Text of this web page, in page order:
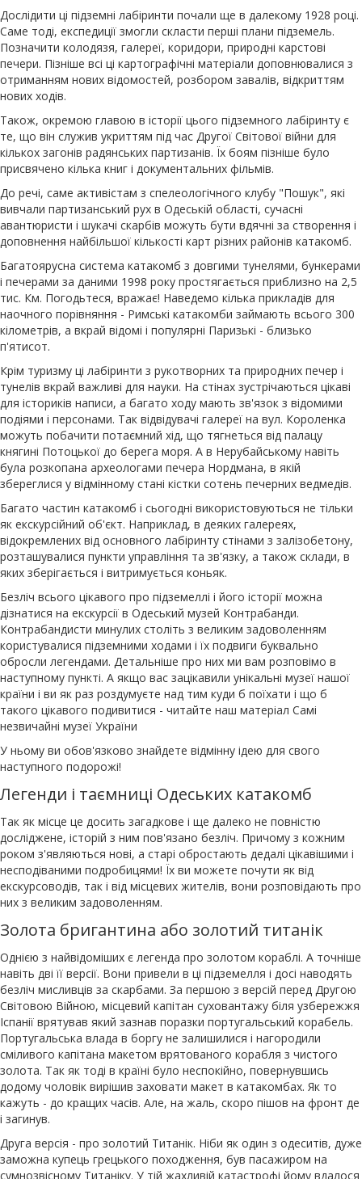
Дослідити ці підземні лабіринти почали ще в далекому 1928 році.
Саме тоді, експедиції змогли скласти перші плани підземель.
Позначити колодязя, галереї, коридори, природні карстові
печери. Пізніше всі ці картографічні матеріали доповнювалися з
отриманням нових відомостей, розбором завалів, відкриттям
нових ходів.
Також, окремою главою в історії цього підземного лабіринту є
те, що він служив укриттям під час Другої Світової війни для
кількох загонів радянських партизанів. Їх боям пізніше було
присвячено кілька книг і документальних фільмів.
До речі, саме активістам з спелеологічного клубу "Пошук", які
вивчали партизанський рух в Одеській області, сучасні
авантюристи і шукачі скарбів можуть бути вдячні за створення і
доповнення найбільшої кількості карт різних районів катакомб.
Багатоярусна система катакомб з довгими тунелями, бункерами
і печерами за даними 1998 року простягається приблизно на 2,5
тис. Км. Погодьтеся, вражає! Наведемо кілька прикладів для
наочного порівняння - Римські катакомби займають всього 300
кілометрів, а вкрай відомі і популярні Паризькі - близько
п'ятисот.
Крім туризму ці лабіринти з рукотворних та природних печер і
тунелів вкрай важливі для науки. На стінах зустрічаються цікаві
для істориків написи, а багато ходу мають зв'язок з відомими
подіями і персонами. Так відвідувачі галереї на вул. Короленка
можуть побачити потаємний хід, що тягнеться від палацу
княгині Потоцької до берега моря. А в Нерубайському навіть
була розкопана археологами печера Нордмана, в якій
збереглися у відмінному стані кістки сотень печерних ведмедів.
Багато частин катакомб і сьогодні використовуються не тільки
як екскурсійний об'єкт. Наприклад, в деяких галереях,
відокремлених від основного лабіринту стінами з залізобетону,
розташувалися пункти управління та зв'язку, а також склади, в
яких зберігається і витримується коньяк.
Безліч всього цікавого про підземеллі і його історії можна
дізнатися на екскурсії в Одеський музей Контрабанди.
Контрабандисти минулих століть з великим задоволенням
користувалися підземними ходами і їх подвиги буквально
обросли легендами. Детальніше про них ми вам розповімо в
наступному пункті. А якщо вас зацікавили унікальні музеї нашої
країни і ви як раз роздумуєте над тим куди б поїхати і що б
такого цікавого подивитися - читайте наш матеріал Самі
незвичайні музеї України
У ньому ви обов'язково знайдете відмінну ідею для свого
наступного подорожі!
Легенди і таємниці Одеських катакомб
Так як місце це досить загадкове і ще далеко не повністю
досліджене, історій з ним пов'язано безліч. Причому з кожним
роком з'являються нові, а старі обростають дедалі цікавішими і
несподіваними подробицями! Їх ви можете почути як від
екскурсоводів, так і від місцевих жителів, вони розповідають про
них з великим задоволенням.
Золота бригантина або золотий титанік
Однією з найвідоміших є легенда про золотом кораблі. А точніше
навіть дві її версії. Вони привели в ці підземелля і досі наводять
безліч мисливців за скарбами. За першою з версій перед Другою
Світовою Війною, місцевий капітан суховантажу біля узбережжя
Іспанії врятував який зазнав поразки португальський корабель.
Португальська влада в боргу не залишилися і нагородили
сміливого капітана макетом врятованого корабля з чистого
золота. Так як тоді в країні було неспокійно, повернувшись
додому чоловік вирішив заховати макет в катакомбах. Як то
кажуть - до кращих часів. Але, на жаль, скоро пішов на фронт де
і загинув.
Друга версія - про золотий Титанік. Ніби як один з одеситів, дуже
заможна купець грецького походження, був пасажиром на
сумнозвісному Титаніку. У тій жахливій катастрофі йому вдалося